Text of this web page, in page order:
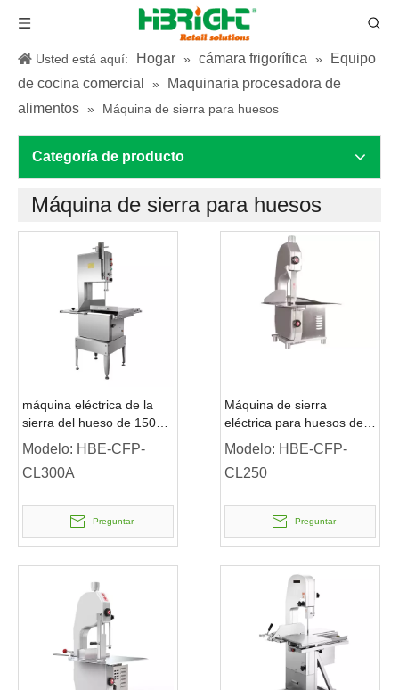
Usted está aquí: Hogar » cámara frigorífica »
Equipo
de cocina comercial
»
Maquinaria procesadora de
alimentos » Máquina de sierra para huesos
Categoría de producto
Máquina de sierra para huesos
máquina eléctrica de la
sierra del hueso de 1500w
220v
Modelo: HBE-CFP-
CL300A
Preguntar
Máquina de sierra
eléctrica para huesos de
1500w
Modelo: HBE-CFP-
CL250
Preguntar